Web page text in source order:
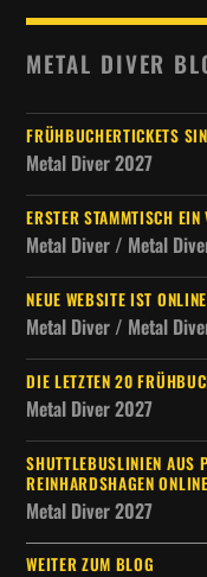
METAL DIVER
FRÜHBUCHERTICKETS
Metal Diver 2027
ERSTER STAMMTISCH EIN
Metal Diver / Metal
NEUE WEBSITE IST ONLINE
Metal Diver / Metal
DIE LETZTEN 20
Metal Diver 2027
SHUTTLEBUSLINIEN AUS
REINHARDSHAGEN ONLINE
Metal Diver 2027
WEITER ZUM BLOG